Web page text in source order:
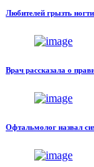
Любителей грызть
Врач рассказала о
Офтальмолог назвал